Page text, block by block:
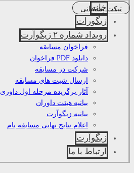
تیکت پشتیبانی
خانه
زیگورات
رویداد شماره ۲ زیگوآرت
فراخوان مسابقه
دانلود PDF فراخوان
شرکت در مسابقه
ارسال شیت های مسابقه
آثار برگزیده مرحله اول داوری
بیانیه هیئت داوران
بیانیه زیگوآرت
اعلام نتایج نهایی مسابقه بام
زیگوآرت
ارتباط با ما